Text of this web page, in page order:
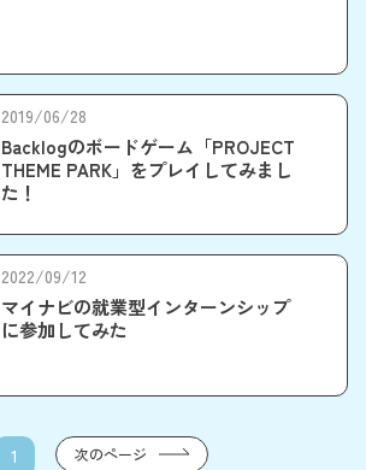
2019/06/28
Backlogのボードゲーム「PROJECT
THEME PARK」をプレイしてみまし
た！
2022/09/12
マイナビの就業型インターンシップ
に参加してみた
1 次のページ